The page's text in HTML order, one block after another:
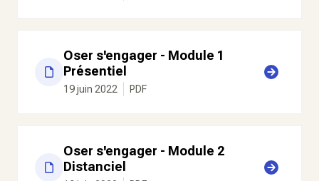
Oser s'engager - Module 1
Présentiel
19 juin 2022 PDF
Oser s'engager - Module 2
Distanciel